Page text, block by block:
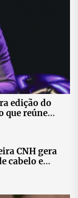
edição do
que reúne
e
CNH gera
cabelo e